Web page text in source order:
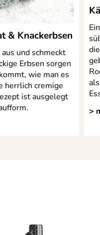
& Knackerbsen
und schmeckt
Erbsen sorgen
wie man es
herrlich cremige
ist ausgelegt
>